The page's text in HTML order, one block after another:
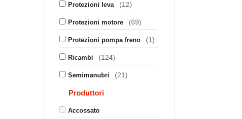
Protezioni leva (12)
Protezioni motore (69)
Protezioni pompa freno (1)
Ricambi (124)
Semimanubri (21)
Produttori
Accossato